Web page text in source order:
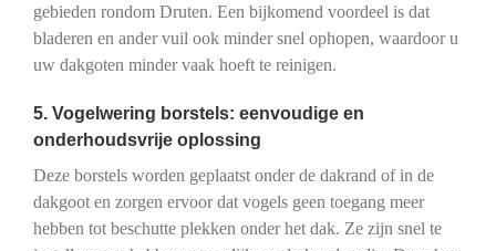
gebieden rondom Druten. Een bijkomend voordeel is dat
bladeren en ander vuil ook minder snel ophopen, waardoor u
uw dakgoten minder vaak hoeft te reinigen.
5. Vogelwering borstels: eenvoudige en
onderhoudsvrije oplossing
Deze borstels worden geplaatst onder de dakrand of in de
dakgoot en zorgen ervoor dat vogels geen toegang meer
hebben tot beschutte plekken onder het dak. Ze zijn snel te